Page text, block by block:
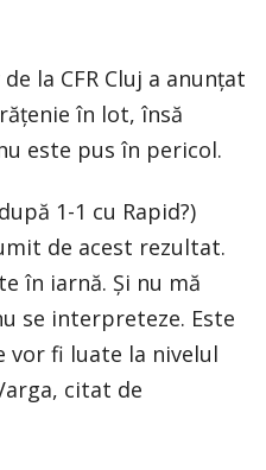
la CFR Cluj a anunțat
în lot, însă
este pus în pericol.
1-1 cu Rapid?)
de acest rezultat.
în iarnă. Şi nu mă
se interpreteze. Este
vor fi luate la nivelul
citat de